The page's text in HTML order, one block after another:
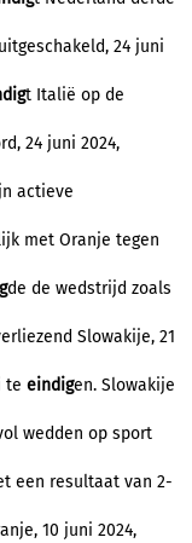
24 juni
t Italië op de
24 juni 2024,
actieve
met Oranje tegen
de de wedstrijd zoals
Slowakije, 21
te eindigen. Slowakije
wedden op sport
een resultaat van 2-
10 juni 2024,